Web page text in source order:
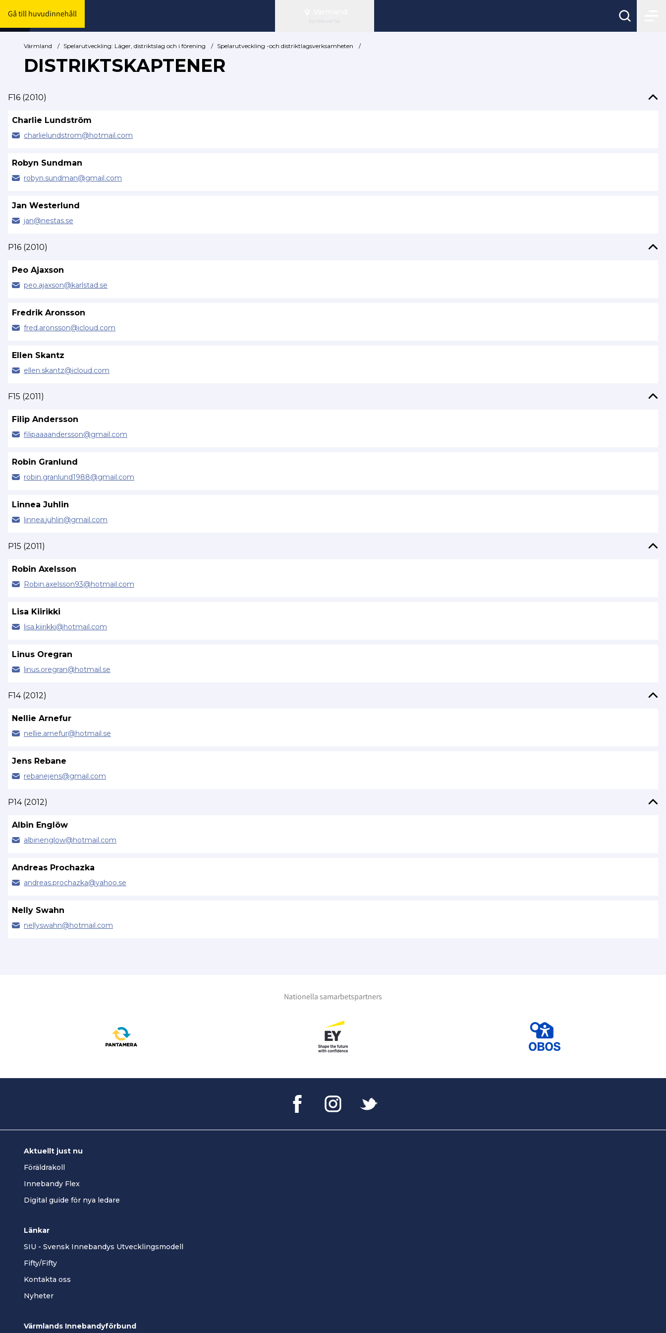
Gå till huvudinnehåll
Byt förbund här
Värmland / Spelarutveckling: Läger, distriktslag och i förening / Spelarutveckling -och distriktlagsverksamheten /
DISTRIKTSKAPTENER
F16 (2010)
Charlie Lundström
charlielundstrom@hotmail.com
Robyn Sundman
robyn.sundman@gmail.com
Jan Westerlund
jan@nestas.se
P16 (2010)
Peo Ajaxson
peo.ajaxson@karlstad.se
Fredrik Aronsson
fred.aronsson@icloud.com
Ellen Skantz
ellen.skantz@icloud.com
F15 (2011)
Filip Andersson
filipaaaandersson@gmail.com
Robin Granlund
robin.granlund1988@gmail.com
Linnea Juhlin
linnea.juhlin@gmail.com
P15 (2011)
Robin Axelsson
Robin.axelsson93@hotmail.com
Lisa Kiirikki
lisa.kiirikki@hotmail.com
Linus Oregran
linus.oregran@hotmail.se
F14 (2012)
Nellie Arnefur
nellie.arnefur@hotmail.se
Jens Rebane
rebanejens@gmail.com
P14 (2012)
Albin Englöw
albinenglow@hotmail.com
Andreas Prochazka
andreas.prochazka@yahoo.se
Nelly Swahn
nellyswahn@hotmail.com
Nationella samarbetspartners
Aktuellt just nu
Föräldrakoll
Innebandy Flex
Digital guide för nya ledare
Länkar
SIU - Svensk Innebandys Utvecklingsmodell
Fifty/Fifty
Kontakta oss
Nyheter
Värmlands Innebandyförbund